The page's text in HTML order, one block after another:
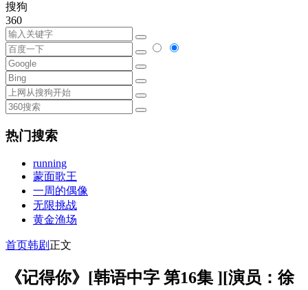
搜狗
360
热门搜索
running
蒙面歌王
一周的偶像
无限挑战
黄金渔场
首页韩剧 正文
《记得你》[韩语中字 第16集 ][演员：徐